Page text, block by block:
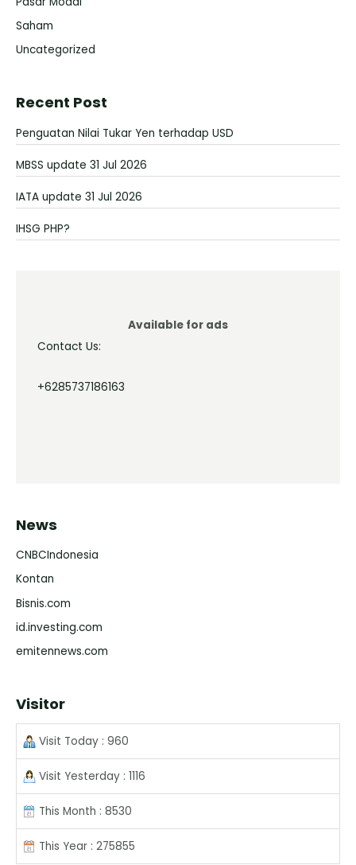
Saham
Uncategorized
Recent Post
Penguatan Nilai Tukar Yen terhadap USD
MBSS update 31 Jul 2026
IATA update 31 Jul 2026
IHSG PHP?
Available for ads
Contact Us:
+6285737186163
News
CNBCIndonesia
Kontan
Bisnis.com
id.investing.com
emitennews.com
Visitor
Visit Today : 960
Visit Yesterday : 1116
This Month : 8530
This Year : 275855